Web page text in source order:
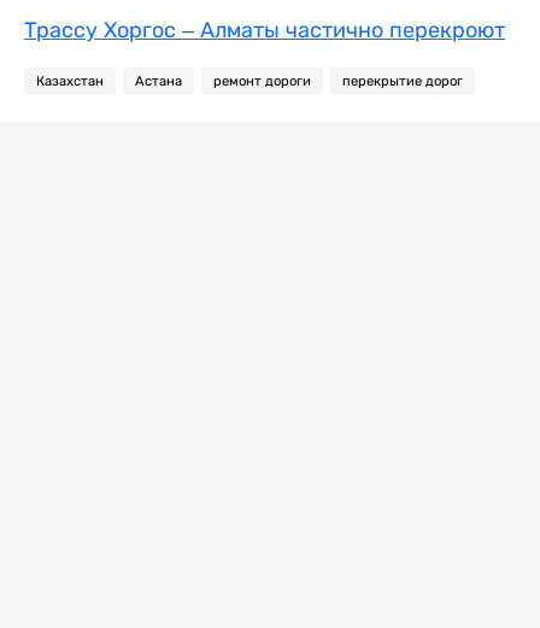
Трассу Хоргос – Алматы частично перекроют
Казахстан Астана ремонт дороги перекрытие дорог